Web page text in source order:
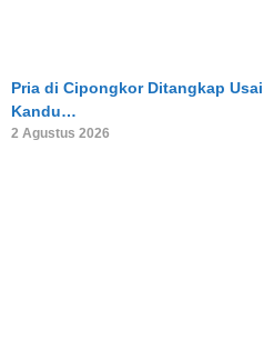
Pria di Cipongkor Ditangkap
Kandu…
2 Agustus 2026